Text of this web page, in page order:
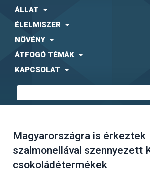
ÁLLAT
ÉLELMISZER
NÖVÉNY
ÁTFOGÓ TÉMÁK
KAPCSOLAT
Magyarországra is érkeztek
szalmonellával szennyezett
csokoládétermékek